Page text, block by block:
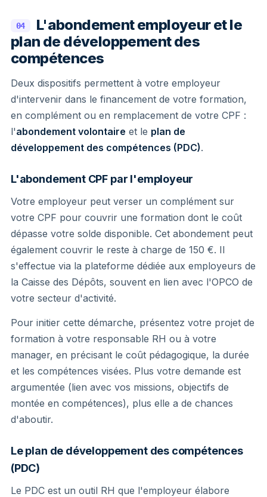
04
L'abondement employeur et le
plan de développement des
compétences
Deux dispositifs permettent à votre employeur
d'intervenir dans le financement de votre formation,
en complément ou en remplacement de votre CPF :
l'abondement volontaire et le plan de
développement des compétences (PDC).
L'abondement CPF par l'employeur
Votre employeur peut verser un complément sur
votre CPF pour couvrir une formation dont le coût
dépasse votre solde disponible. Cet abondement peut
également couvrir le reste à charge de 150 €. Il
s'effectue via la plateforme dédiée aux employeurs de
la Caisse des Dépôts, souvent en lien avec l'OPCO de
votre secteur d'activité.
Pour initier cette démarche, présentez votre projet de
formation à votre responsable RH ou à votre
manager, en précisant le coût pédagogique, la durée
et les compétences visées. Plus votre demande est
argumentée (lien avec vos missions, objectifs de
montée en compétences), plus elle a de chances
d'aboutir.
Le plan de développement des compétences
(PDC)
Le PDC est un outil RH que l'employeur élabore